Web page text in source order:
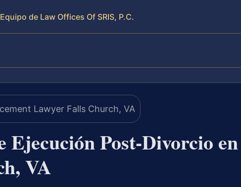
de Law Offices Of SRIS, P.C.
Ejecución Post-Divorcio en
VA